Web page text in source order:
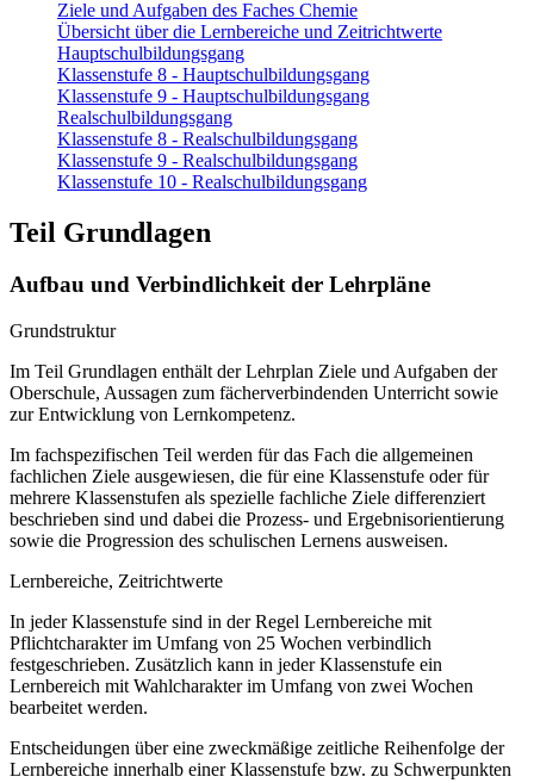
Ziele und Aufgaben des Faches Chemie
Übersicht über die Lernbereiche und Zeitrichtwerte
Hauptschulbildungsgang
Klassenstufe 8 - Hauptschulbildungsgang
Klassenstufe 9 - Hauptschulbildungsgang
Realschulbildungsgang
Klassenstufe 8 - Realschulbildungsgang
Klassenstufe 9 - Realschulbildungsgang
Klassenstufe 10 - Realschulbildungsgang
Teil Grundlagen
Aufbau und Verbindlichkeit der Lehrpläne
Grundstruktur
Im Teil Grundlagen enthält der Lehrplan Ziele und Aufgaben der
Oberschule, Aussagen zum fächerverbindenden Unterricht sowie
zur Entwicklung von Lernkompetenz.
Im fachspezifischen Teil werden für das Fach die allgemeinen
fachlichen Ziele ausgewiesen, die für eine Klassenstufe oder für
mehrere Klassenstufen als spezielle fachliche Ziele differenziert
beschrieben sind und dabei die Prozess- und Ergebnisorientierung
sowie die Progression des schulischen Lernens ausweisen.
Lernbereiche, Zeitrichtwerte
In jeder Klassenstufe sind in der Regel Lernbereiche mit
Pflichtcharakter im Umfang von 25 Wochen verbindlich
festgeschrieben. Zusätzlich kann in jeder Klassenstufe ein
Lernbereich mit Wahlcharakter im Umfang von zwei Wochen
bearbeitet werden.
Entscheidungen über eine zweckmäßige zeitliche Reihenfolge der
Lernbereiche innerhalb einer Klassenstufe bzw. zu Schwerpunkten